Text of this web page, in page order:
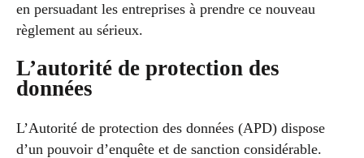
en persuadant les entreprises à prendre ce nouveau
règlement au sérieux.
L’autorité de protection des
données
L’Autorité de protection des données (APD) dispose
d’un pouvoir d’enquête et de sanction considérable.